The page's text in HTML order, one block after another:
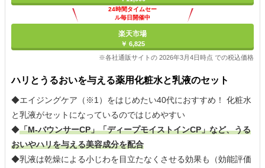
24時間タイムセー
ル毎日開催中
楽天市場
￥ 6,825
※各社通販サイトの 2026年3月4日時点 での税込価格
ハリとうるおいを与える薬用化粧水と乳液のセット
◆エイジングケア（※1）をはじめたい40代におすすめ！ 化粧水
と乳液がセットになっているのではじめやすい
◆「M-バウンサーCP」「ディープモイストインCP」など、うる
おいやハリを与える美容成分を配合
◆乳液は乾燥による小じわを目立たなくさせる効果も（効能評価